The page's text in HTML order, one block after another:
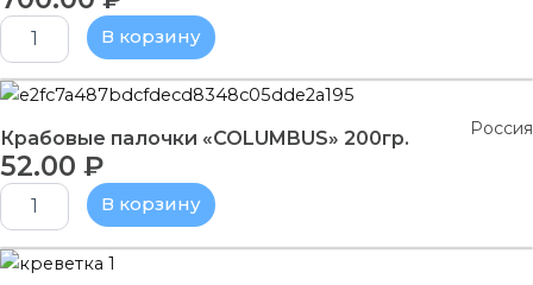
"Медуза"
вакуум
В корзину
Россия
Крабовые палочки «COLUMBUS» 200гр.
52.00 ₽
Количество
Крабовые
палочки
"COLUMBUS"
200гр.
В корзину
Количество